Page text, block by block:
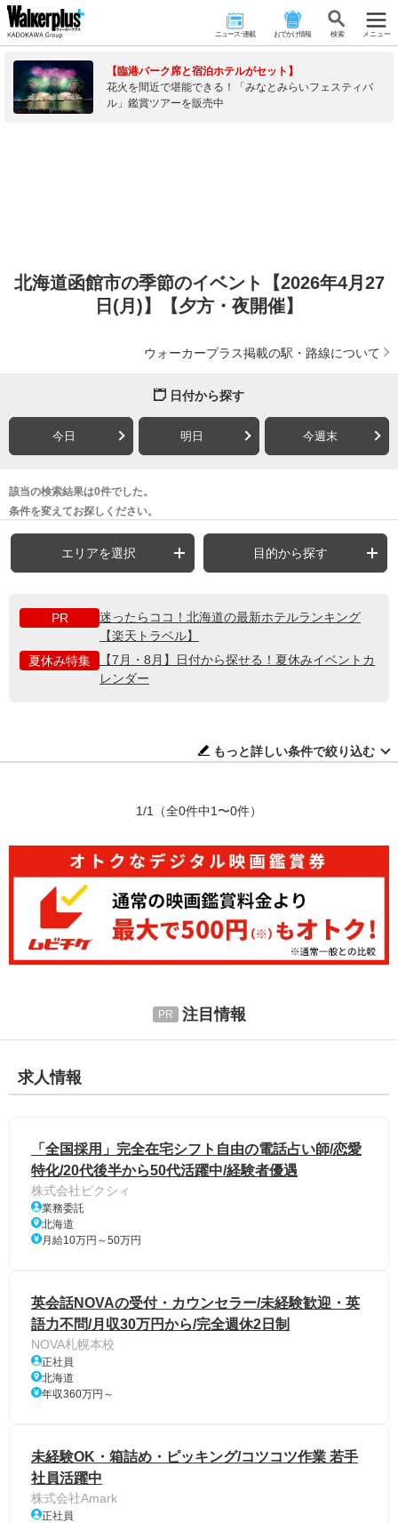
ニュース･連載 おでかけ情報 検 索 メニュー
【臨港パーク席と宿泊ホテルがセット】
花火を間近で堪能できる！「みなとみらいフェスティバ
ル」鑑賞ツアーを販売中
北海道函館市の季節のイベント【2026年4月27
日(月)】【夕方・夜開催】
ウォーカープラス掲載の駅・路線について
日付から探す
今日 明日 今週末
該当の検索結果は0件でした。
条件を変えてお探しください。
エリアを選択 目的から探す
PR
迷ったらココ！北海道の最新ホテルランキング
【楽天トラベル】
夏休み特集
【7月・8月】日付から探せる！夏休みイベントカ
レンダー
もっと詳しい条件で絞り込む
1/1 （全0件中1〜0件）
注目情報
求人情報
「全国採用」完全在宅シフト自由の電話占い師/恋愛
特化/20代後半から50代活躍中/経験者優遇
株式会社ピクシィ
業務委託
北海道
月給10万円～50万円
英会話NOVAの受付・カウンセラー/未経験歓迎・英
語力不問/月収30万円から/完全週休2日制
NOVA札幌本校
正社員
北海道
年収360万円～
未経験OK・箱詰め・ピッキング/コツコツ作業 若手
社員活躍中
株式会社Amark
正社員